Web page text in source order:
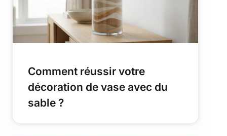
Comment réussir votre
décoration de vase avec du
sable ?